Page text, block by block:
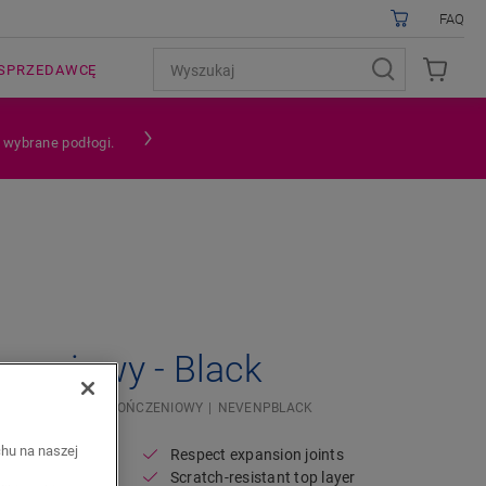
FAQ
podłogi.
- Black
PROFIL WYKOŃCZENIOWY NEVENPBLACK
Respect expansion joints
Scratch-resistant top layer
na naszej